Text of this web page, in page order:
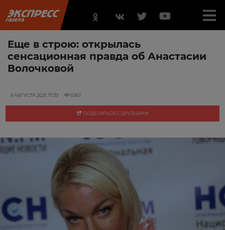
Еще в строю: открылась
сенсационная правда об Анастасии
Волочковой
9 АВГУСТА 2021, 17:33 6067
ПОДЕЛИТЬСЯ С ДРУЗЬЯМИ